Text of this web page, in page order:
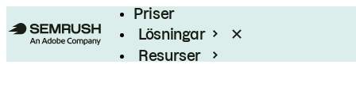
Priser
Lösningar
Resurser